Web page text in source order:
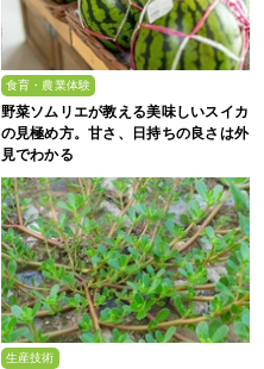
食育・農業体験
野菜ソムリエが教える美味しいスイカ
の見極め方。甘さ、日持ちの良さは外
見でわかる
生産技術